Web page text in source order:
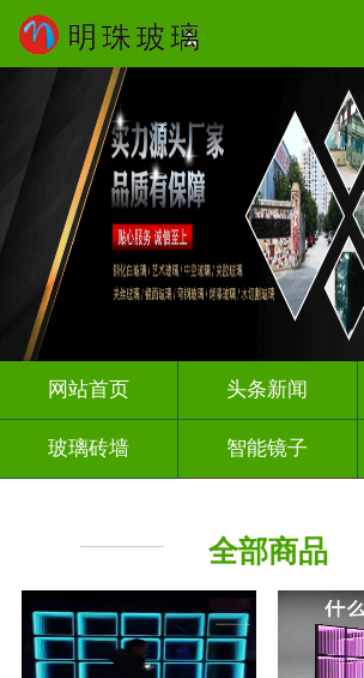
网站首页 头条新闻
玻璃砖墙 智能镜子
全部商品